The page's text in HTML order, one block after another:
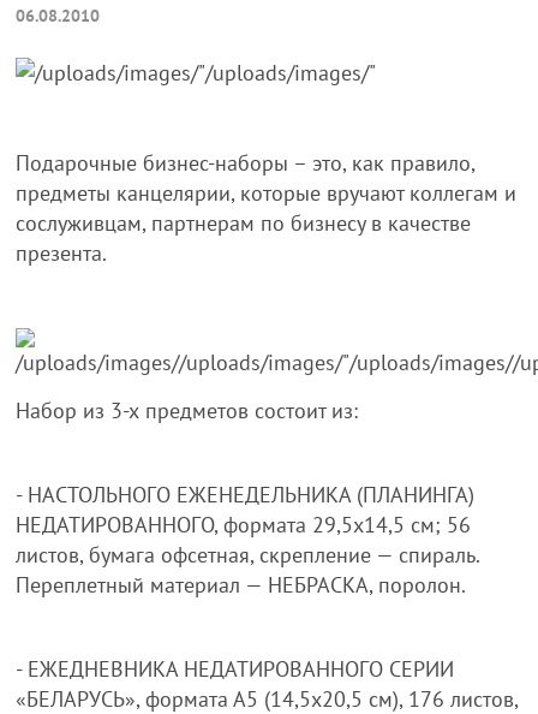
06.08.2010
Подарочные бизнес-наборы – это, как правило,
предметы канцелярии, которые вручают коллегам и
сослуживцам, партнерам по бизнесу в качестве
презента.
Набор из 3-х предметов состоит из:
- НАСТОЛЬНОГО ЕЖЕНЕДЕЛЬНИКА (ПЛАНИНГА)
НЕДАТИРОВАННОГО, формата 29,5х14,5 см; 56
листов, бумага офсетная, скрепление — спираль.
Переплетный материал — НЕБРАСКА, поролон.
- ЕЖЕДНЕВНИКА НЕДАТИРОВАННОГО СЕРИИ
«БЕЛАРУСЬ», формата А5 (14,5х20,5 см), 176 листов,